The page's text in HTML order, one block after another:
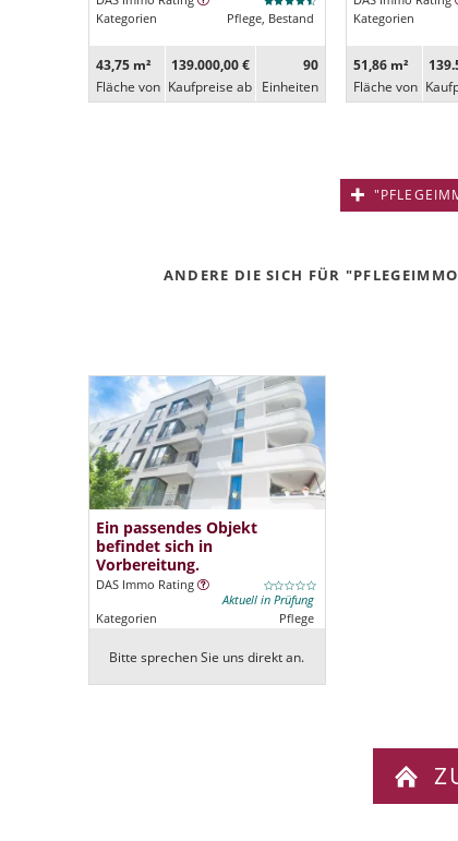
Kategorien
Pflege, Bestand
43,75 m²
Fläche von
139.000,00 €
Kaufpreise ab
90
Ein­heiten
Kategorien
51,86 m²
Fläche von
ANDERE DIE SICH FÜR
Ein passendes Objekt
befindet sich in
Vorbereitung.
DAS Immo Rating
Aktuell in Prüfung
Kategorien
Pflege
Bitte sprechen Sie uns direkt an.